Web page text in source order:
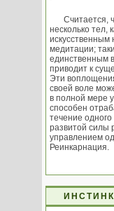
Считается,
несколько тел,
медитации;
единственным
приводит к
Эти
своей воле
в полной мере
способен
течение
развитой силы
управлением
Реинкарнация.